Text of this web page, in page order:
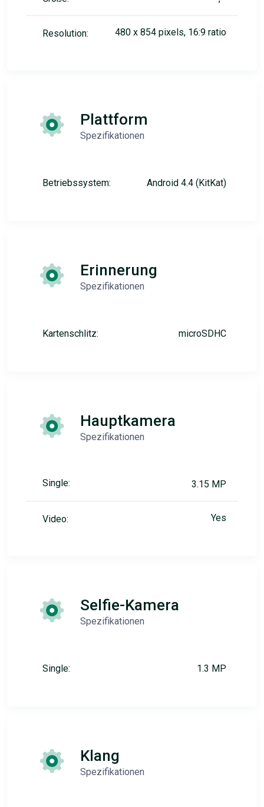
Resolution: 480 x 854 pixels, 16:9 ratio
Plattform
Spezifikationen
Betriebssystem: Android 4.4 (KitKat)
Erinnerung
Spezifikationen
Kartenschlitz: microSDHC
Hauptkamera
Spezifikationen
Single: 3.15 MP
Video: Yes
Selfie-Kamera
Spezifikationen
Single: 1.3 MP
Klang
Spezifikationen